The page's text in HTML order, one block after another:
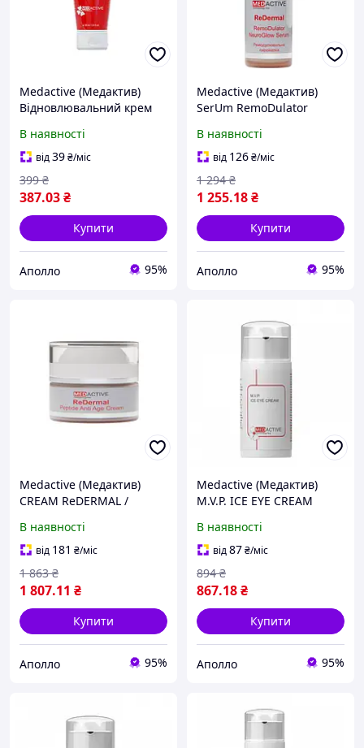
Medactive (Медактив)
Відновлювальний крем
В наявності
від39₴/міс
387.03₴
399 ₴
Купити
Аполло 95%
Medactive (Медактив)
SerUm RemoDulator
ReDERMAL
Ремодулювальна
сироватка для обличчя,
30 мл
В наявності
від 126₴/міс
1 255.18₴
1 294 ₴
Купити
Аполло 95%
Medactive (Медактив)
CREAM ReDERMAL /
Пептидний
оновлювальний крем для
обличчя, 30 мл
В наявності
від 181 ₴/міс
1 807.11 ₴
1 863 ₴
Купити
Аполло 95%
Medactive (Медактив)
M.V.P. ICE EYE CREAM
під очі з SPF 10, 30 мл
В наявності
від87₴/міс
867.18₴
894 ₴
Купити
Аполло 95%